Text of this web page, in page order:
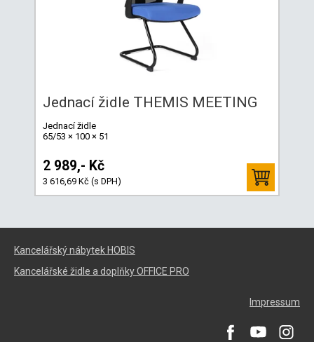
Jednací židle THEMIS MEETING
Jednací židle
65/53 × 100 × 51
2 989,- Kč
3 616,69 Kč (s DPH)
Kancelářský nábytek HOBIS
Kancelářské židle a doplňky OFFICE PRO
Impressum